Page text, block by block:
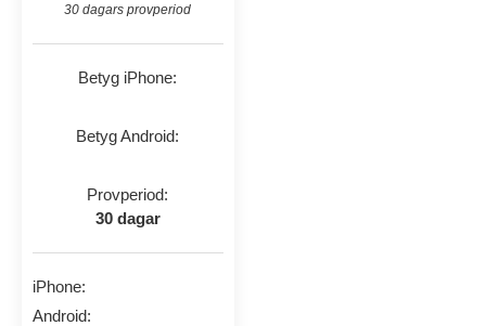
30 dagars provperiod
Betyg iPhone:
Betyg Android:
Provperiod:
30 dagar
iPhone:
Android: